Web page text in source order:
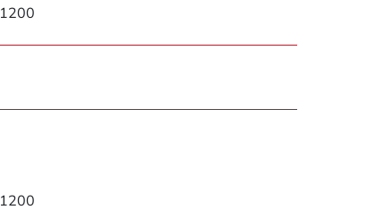
1200
1200